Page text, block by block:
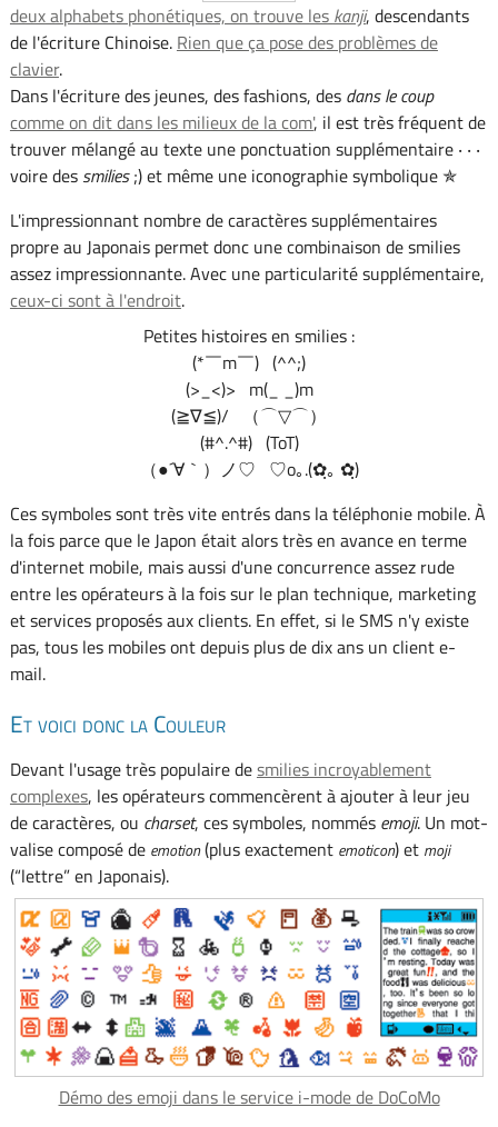
deux alphabets phonétiques, on trouve les kanji, descendants
de l'écriture Chinoise. Rien que ça pose des problèmes de
clavier.
Dans l'écriture des jeunes, des fashions, des dans le coup
comme on dit dans les milieux de la com', il est très fréquent de
trouver mélangé au texte une ponctuation supplémentaire ‧ ‧ ‧
voire des smilies;) et même une iconographie symbolique ✯
L'impressionnant nombre de caractères supplémentaires
propre au Japonais permet donc une combinaison de smilies
assez impressionnante. Avec une particularité supplémentaire,
ceux-ci sont à l'endroit.
Petites histoires en smilies :
(*￣m￣) (^^;)
(>_<)> m(_ _)m
(≧∇≦)/ （⌒▽⌒）
(#^.^#) (ToT)
（●´∀｀）ノ♡ ♡o｡.(✿ฺ｡ ✿ฺ)
Ces symboles sont très vite entrés dans la téléphonie mobile. À
la fois parce que le Japon était alors très en avance en terme
d'internet mobile, mais aussi d'une concurrence assez rude
entre les opérateurs à la fois sur le plan technique, marketing
et services proposés aux clients. En effet, si le SMS n'y existe
pas, tous les mobiles ont depuis plus de dix ans un client e-
mail.
Et voici donc la Couleur
Devant l'usage très populaire desmilies incroyablement
complexes, les opérateurs commencèrent à ajouter à leur jeu
de caractères, ou charset, ces symboles, nommés emoji. Un mot-
valise composé de emotion(plus exactement emoticon) et moji
(“lettre” en Japonais).
Démo des emoji dans le service i-mode de DoCoMo